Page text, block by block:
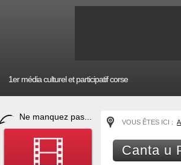
1er média culturel et participatif corse
Ne manquez pas...
VOUS ÊTES ICI :
Canta u